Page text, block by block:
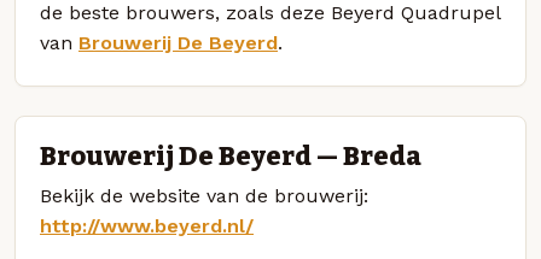
de beste brouwers, zoals deze Beyerd Quadrupel
van Brouwerij De Beyerd.
Brouwerij De Beyerd — Breda
Bekijk de website van de brouwerij:
http://www.beyerd.nl/